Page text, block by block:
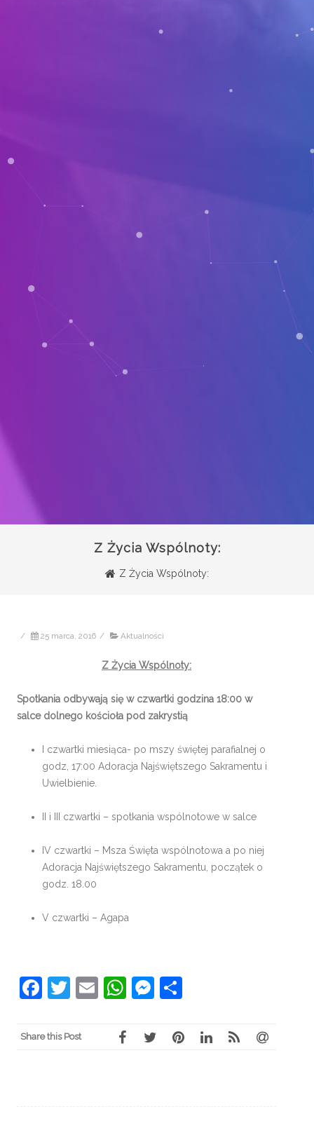
Z Życia Wspólnoty:
Z Życia Wspólnoty:
/ 25 marca, 2016 / Aktualności
Z Życia Wspólnoty:
Spotkania odbywają się w czwartki godzina 18:00 w
salce dolnego kościoła pod zakrystią
I czwartki miesiąca- po mszy świętej parafialnej o
godz, 17:00 Adoracja Najświętszego Sakramentu i
Uwielbienie.
II i III czwartki – spotkania wspólnotowe w salce
IV czwartki – Msza Święta wspólnotowa a po niej
Adoracja Najświętszego Sakramentu, początek o
godz. 18.00
V czwartki – Agapa
Facebook
Twitter
EmailWhatsApp
Messenger
Share this Post